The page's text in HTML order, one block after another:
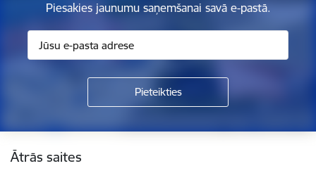
Piesakies jaunumu saņemšanai savā e-pastā.
Ātrās saites